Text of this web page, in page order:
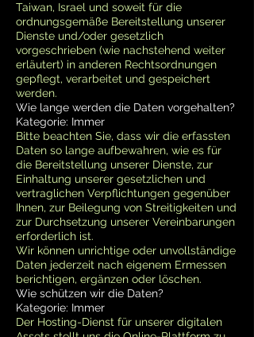
Taiwan, Israel und soweit für die
ordnungsgemäße Bereitstellung unserer
Dienste und/oder gesetzlich
vorgeschrieben (wie nachstehend weiter
erläutert) in anderen Rechtsordnungen
gepflegt, verarbeitet und gespeichert
werden.
Wie lange werden die Daten vorgehalten?
Kategorie: Immer
Bitte beachten Sie, dass wir die erfassten
Daten so lange aufbewahren, wie es für
die Bereitstellung unserer Dienste, zur
Einhaltung unserer gesetzlichen und
vertraglichen Verpflichtungen gegenüber
Ihnen, zur Beilegung von Streitigkeiten und
zur Durchsetzung unserer Vereinbarungen
erforderlich ist.
Wir können unrichtige oder unvollständige
Daten jederzeit nach eigenem Ermessen
berichtigen, ergänzen oder löschen.
Wie schützen wir die Daten?
Kategorie: Immer
Der Hosting-Dienst für unserer digitalen